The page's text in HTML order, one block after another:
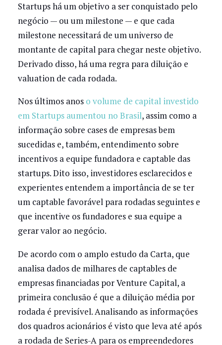
Startups há um objetivo a ser conquistado pelo
negócio — ou um milestone — e que cada
milestone necessitará de um universo de
montante de capital para chegar neste objetivo.
Derivado disso, há uma regra para diluição e
valuation de cada rodada.
Nos últimos anos o volume de capital investido
em Startups aumentou no Brasil, assim como a
informação sobre cases de empresas bem
sucedidas e, também, entendimento sobre
incentivos a equipe fundadora e captable das
startups. Dito isso, investidores esclarecidos e
experientes entendem a importância de se ter
um captable favorável para rodadas seguintes e
que incentive os fundadores e sua equipe a
gerar valor ao negócio.
De acordo com o amplo estudo da Carta, que
analisa dados de milhares de captables de
empresas financiadas por Venture Capital, a
primeira conclusão é que a diluição média por
rodada é previsível. Analisando as informações
dos quadros acionários é visto que leva até após
a rodada de Series-A para os empreendedores